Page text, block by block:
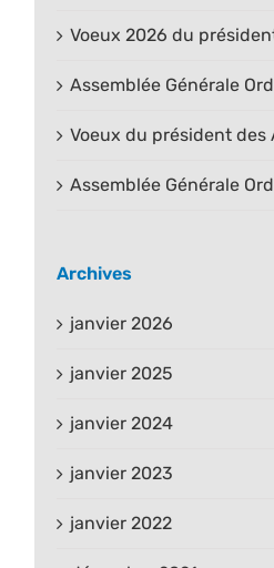
Voeux 2026 du
Assemblée Générale
Voeux du président des
Assemblée Générale
Archives
janvier 2026
janvier 2025
janvier 2024
janvier 2023
janvier 2022